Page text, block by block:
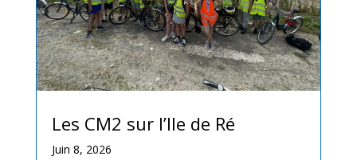
Les CM2 sur l’Ile de Ré
Juin 8, 2026